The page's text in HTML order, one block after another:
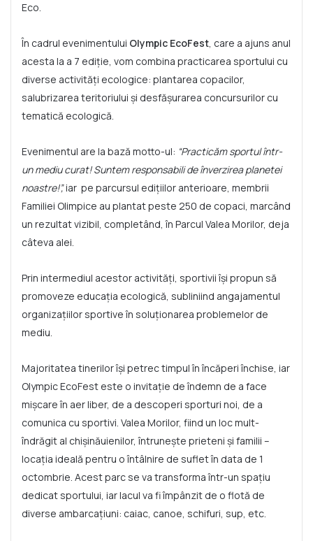
Eco.
În cadrul evenimentului Olympic EcoFest, care a ajuns anul
acesta la a 7 ediție, vom combina practicarea sportului cu
diverse activități ecologice: plantarea copacilor,
salubrizarea teritoriului și desfășurarea concursurilor cu
tematică ecologică.
Evenimentul are la bază motto-ul: “Practicăm sportul într-
un mediu curat! Suntem responsabili de înverzirea planetei
noastre!”,iar pe parcursul edițiilor anterioare, membrii
Familiei Olimpice au plantat peste 250 de copaci, marcând
un rezultat vizibil, completând, în Parcul Valea Morilor, deja
câteva alei.
Prin intermediul acestor activități, sportivii își propun să
promoveze educația ecologică, subliniind angajamentul
organizațiilor sportive în soluționarea problemelor de
mediu.
Majoritatea tinerilor își petrec timpul în încăperi închise, iar
Olympic EcoFest este o invitație de îndemn de a face
mișcare în aer liber, de a descoperi sporturi noi, de a
comunica cu sportivi. Valea Morilor, fiind un loc mult-
îndrăgit al chișinăuienilor, întrunește prieteni și familii –
locația ideală pentru o întâlnire de suflet în data de 1
octombrie. Acest parc se va transforma într-un spațiu
dedicat sportului, iar lacul va fi împânzit de o flotă de
diverse ambarcațiuni: caiac, canoe, schifuri, sup, etc.